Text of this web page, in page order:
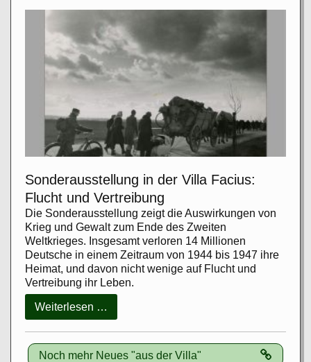
Sonderausstellung in der Villa Facius:
Flucht und Vertreibung
Die Sonderausstellung zeigt die Auswirkungen von
Krieg und Gewalt zum Ende des Zweiten
Weltkrieges. Insgesamt verloren 14 Millionen
Deutsche in einem Zeitraum von 1944 bis 1947 ihre
Heimat, und davon nicht wenige auf Flucht und
Vertreibung ihr Leben.
Weiterlesen …
in
der
Villa
Noch mehr Neues "aus der Villa"